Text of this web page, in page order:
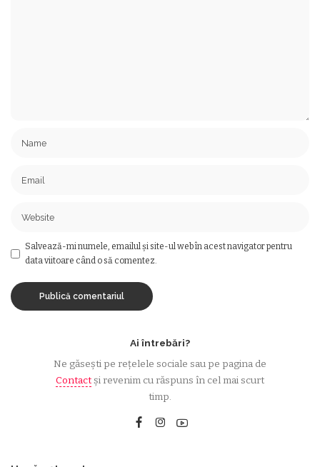
Salvează-mi numele, emailul și site-ul web în acest navigator pentru
data viitoare când o să comentez.
Ai întrebări?
Ne găsești pe rețelele sociale sau pe pagina de
Contactși revenim cu răspuns în cel mai scurt
timp.